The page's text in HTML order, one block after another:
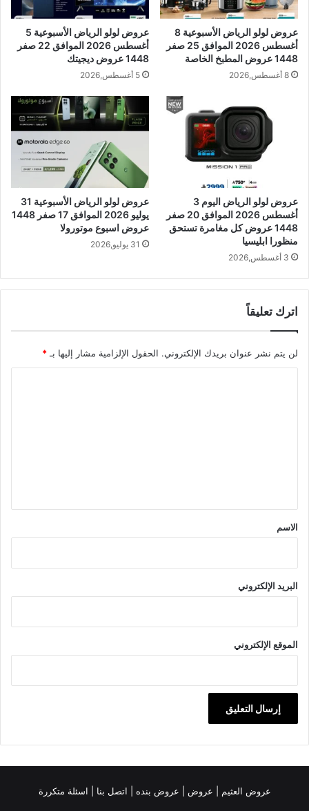
عروض لولو الرياض الأسبوعية 8
أغسطس 2026 الموافق 25 صفر
1448 عروض المطبخ الخاصة
8 أغسطس,2026
عروض لولو الرياض الأسبوعية 5
أغسطس 2026 الموافق 22 صفر
1448 عروض ديجيتك
5 أغسطس,2026
عروض لولو الرياض اليوم 3
أغسطس 2026 الموافق 20 صفر
1448 عروض كل مغامرة تستحق
منظورا ابليسيا
3 أغسطس,2026
عروض لولو الرياض الأسبوعية 31
يوليو 2026 الموافق 17 صفر 1448
عروض اسبوع موتورولا
31 يوليو,2026
اترك تعليقاً
لن يتم نشر عنوان بريدك الإلكتروني. الحقول الإلزامية مشار إليها بـ *
*
الاسم
البريد الإلكتروني
الموقع الإلكتروني
عروض العثيم عروض عروض بنده | اتصل بنا | اسئلة متكررة